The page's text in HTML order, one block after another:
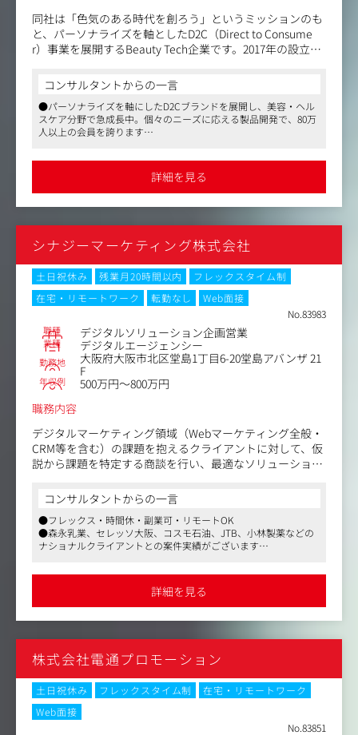
同社は「色気のある時代を創ろう」というミッションのも
と、パーソナライズを軸としたD2C（Direct to Consume
r）事業を展開するBeauty Tech企業です。2017年の設立以
向き合う製品・サービスを提供することで、急速に成長を
遂げてきました。
特に、ユーザーの髪質や肌質、ライフスタイルやなりたい
姿に沿って、「自分だけのプロダクト」を提供するという
適なソリューションを提供しております。
本ポジションでは、ブランドの認知拡大・ファン獲得を目
＜具体的には＞
・インハウスでの広告運用
・パートナー代理店の窓口・ディレクション
・LP制作及びディレクション
・キャンペーンやオファーの企画提案
・インフルエンサーやYouTuberと連動したコラボ企画の立
案～実行 など
▼主な事例
https://club.ec.medulla.jp/magazines/6-dqbnjorln
コンサルタントからの一言
●パーソナライズを軸にしたD2Cブランドを展開し、美容・ヘル
スケア分野で急成長中。個々のニーズに応える製品開発で、80万
人以上の会員を誇ります
ィブなアイデアを形にできます
●週2回のリモートワークやフレックスタイム制を導入し、柔軟
な働き方が可能。年間休日120日以上で、ワークライフバランス
も充実しています
詳細を見る
シナジーマーケティング株式会社
土日祝休み 残業月20時間以内
フレックスタイム制
在宅・リモートワーク
転勤なし
Web面接
No.83983
職種 デジタルソリューション企画営業
業種 デジタルエージェンシー
勤務地
大阪府大阪市北区堂島1丁目6-20堂島アバンザ 21
F
年収例
500万円～800万円
職務内容
デジタルマーケティング領域（Webマーケティング全般・
CRM等を含む）の課題を抱えるクライアントに対して、仮
説から課題を特定する商談を行い、最適なソリューション
コンサルティング業務を行っていただきます。
同サービスは同社の特徴/強みの1つであり、さらなる事業
成長の要となります。
ご自身の裁量と責任において、クライアント企業の目的/
み、ビジネス課題を解決へと導いていただきます。
（具体的な業務内容）
・SaaS契約済み顧客への深耕営業
すでに当社のCRMシステム（Synergy!）を利用中の顧客
や、Web制作取引のある顧客に対する、さらなる課題解決
（広告運用による集客強化、顧客分析、サイトリニューア
コンサルタントからの一言
●フレックス・時間休・副業可・リモートOK
●森永乳業、セレッソ大阪、コスモ石油、JTB、小林製薬などの
ナショナルクライアントとの案件実績がございます
詳細を見る
株式会社電通プロモーション
土日祝休み フレックスタイム制
在宅・リモートワーク
Web面接
No.83851